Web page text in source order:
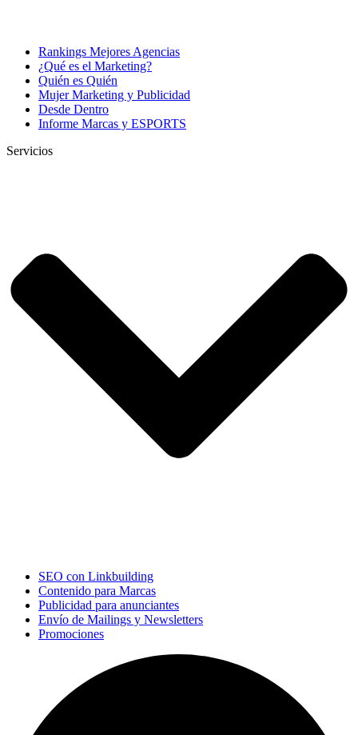
Rankings Mejores Agencias
¿Qué es el Marketing?
Quién es Quién
Mujer Marketing y Publicidad
Desde Dentro
Informe Marcas y ESPORTS
Servicios
SEO con Linkbuilding
Contenido para Marcas
Publicidad para anunciantes
Envío de Mailings y Newsletters
Promociones